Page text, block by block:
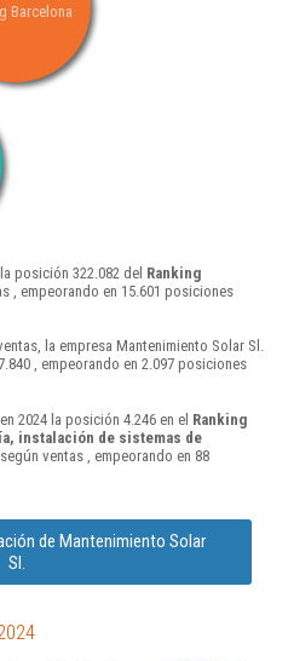
Barcelona
posición 322.082 del Ranking
, empeorando en 15.601 posiciones
la empresa Mantenimiento Solar Sl.
, empeorando en 2.097 posiciones
2024 la posición 4.246 en el Ranking
instalación de sistemas de
según ventas , empeorando en 88
de Mantenimiento Solar
Sl.